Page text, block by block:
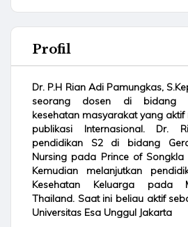
Profil
Dr. P.H Rian Adi Pamungkas,
seorang dosen di bidang
kesehatan masyarakat yang
publikasi Internasional. Dr.
pendidikan S2 di bidang
Nursing pada Prince of Songkla
Kemudian melanjutkan
Kesehatan Keluarga pada
Thailand. Saat ini beliau aktif
Universitas Esa Unggul Jakarta